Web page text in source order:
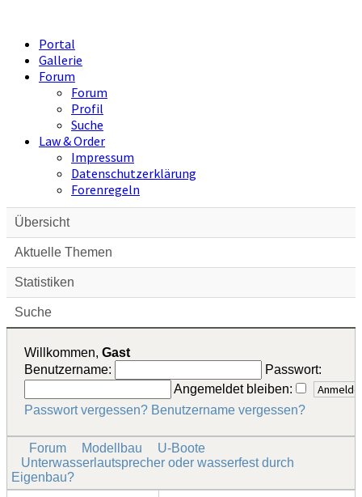
Portal
Gallerie
Forum
Forum
Profil
Suche
Law & Order
Impressum
Datenschutzerklärung
Forenregeln
Übersicht
Aktuelle Themen
Statistiken
Suche
Willkommen, Gast
Benutzername:
Passwort:
Angemeldet bleiben:
Passwort vergessen? Benutzername vergessen?
Forum Modellbau
U-Boote
Unterwasserlautsprecher oder wasserfest durch
Eigenbau?